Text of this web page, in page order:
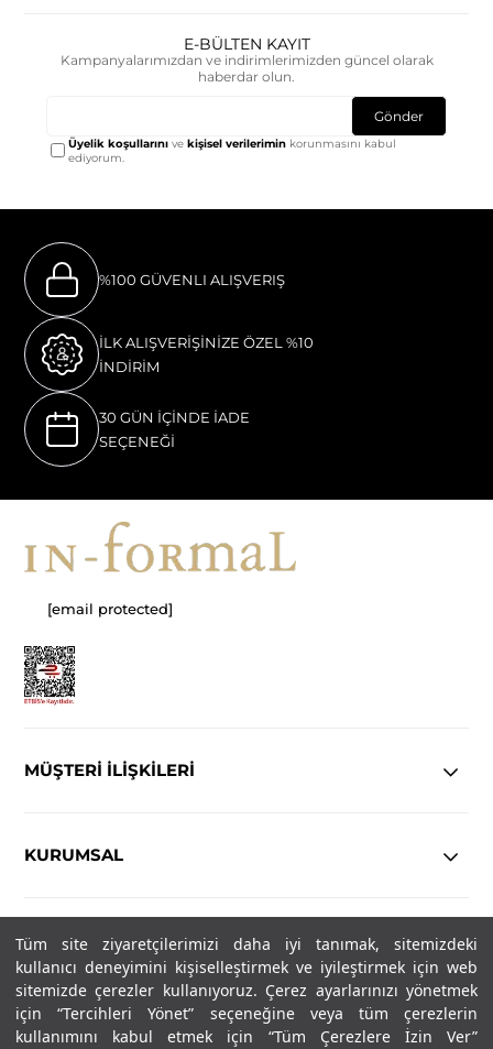
Tüm site ziyaretçilerimizi daha iyi tanımak, sitemizdeki
kullanıcı deneyimini kişiselleştirmek ve iyileştirmek için web
sitemizde çerezler kullanıyoruz. Çerez ayarlarınızı yönetmek
için “Tercihleri Yönet” seçeneğine veya tüm çerezlerin
kullanımını kabul etmek için “Tüm Çerezlere İzin Ver”
E-BÜLTEN KAYIT
Kampanyalarımızdan ve indirimlerimizden güncel olarak
haberdar olun.
Gönder
Üyelik koşullarını vekişisel verilerimin korunmasını kabul
ediyorum.
%100 GÜVENLI ALIŞVERIŞ
İLK ALIŞVERİŞİNİZE ÖZEL %10
İNDİRİM
30 GÜN İÇİNDE İADE
SEÇENEĞİ
[email protected]
MÜŞTERİ İLİŞKİLERİ
KURUMSAL
YASAL
Copyright© 2025 IN-FORMAL Tüm hakları saklıdır.